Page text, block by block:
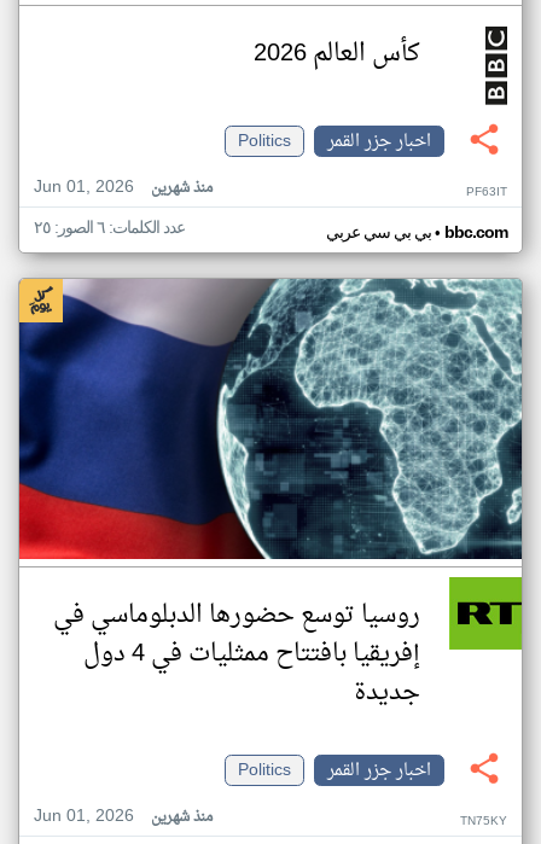
كأس العالم 2026
اخبار جزر القمر
Politics
Jun 01, 2026
منذ شهرين PF63IT
بي بي سي عربي• bbc.com عدد الكلمات: ٦ الصور: ٢٥
روسيا توسع حضورها الدبلوماسي في
إفريقيا بافتتاح ممثليات في 4 دول
جديدة
اخبار جزر القمر
Politics
Jun 01, 2026
منذ شهرين TN75KY